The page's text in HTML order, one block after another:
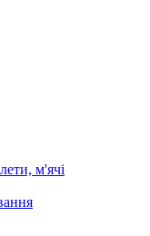
м'ячі